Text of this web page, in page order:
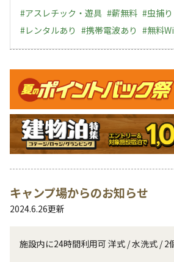
#アスレチック・遊具 #薪無料 #虫捕り
#レンタルあり #携帯電波あり #無料
キャンペーン
キャンプ場からのお知らせ
2024.6.26更新
施設内に24時間利用可 洋式 / 水洗式 / 2